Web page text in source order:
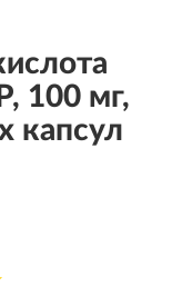
100 мг,
капсул